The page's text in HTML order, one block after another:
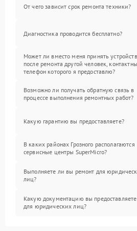
От чего зависит срок ремонта техники?
Диагностика проводится бесплатно?
Может ли вместо меня принять
после ремонта другой человек,
телефон которого я предоставлю?
Возможно ли получать обратную связь в
процессе выполнения ремонтных работ?
Какую гарантию вы предоставляете?
В каких районах Грозного располагаются
сервисные центры SuperMicro?
Выполняете ли вы ремонт для
лиц?
Какую документацию вы предоставляете
для юридических лиц?